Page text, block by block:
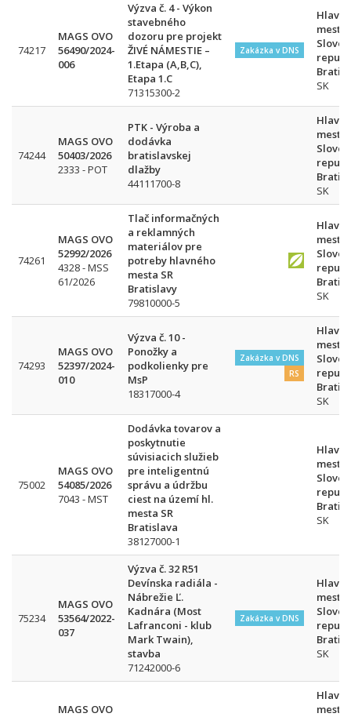
74217
MAGS OVO
56490/2024-
006
Výzva č. 4 - Výkon
stavebného
dozoru pre projekt
ŽIVÉ NÁMESTIE –
1.Etapa (A,B,C),
Etapa 1.C
71315300-2
Zakázka v DNS
Hlavné
mesto
SK
74244
MAGS OVO
50403/2026
2333 - POT
PTK - Výroba a
dodávka
bratislavskej
dlažby
44111700-8
Hlavné
mesto
SK
74261
MAGS OVO
52992/2026
4328 - MSS
61/2026
Tlač informačných
a reklamných
materiálov pre
potreby hlavného
mesta SR
Bratislavy
79810000-5
Hlavné
mesto
SK
74293
MAGS OVO
52397/2024-
010
Výzva č. 10 -
Ponožky a
podkolienky pre
MsP
18317000-4
Zakázka v DNS
RS
Hlavné
mesto
SK
75002
MAGS OVO
54085/2026
7043 - MST
Dodávka tovarov a
poskytnutie
súvisiacich služieb
pre inteligentnú
správu a údržbu
ciest na území hl.
mesta SR
Bratislava
38127000-1
Hlavné
mesto
SK
75234
MAGS OVO
53564/2022-
037
Výzva č. 32 R51
Devínska radiála -
Nábrežie Ľ.
Kadnára (Most
Lafranconi - klub
Mark Twain),
stavba
71242000-6
Zakázka v DNS
Hlavné
mesto
SK
MAGS OVO
Hlavné
mesto